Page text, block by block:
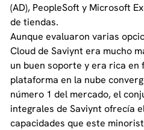
(AD), PeopleSoft y Microsoft
de tiendas.
Aunque evaluaron varias
Cloud de Saviynt era mucho
un buen soporte y era rica en
plataforma en la nube
número 1 del mercado, el
integrales de Saviynt ofrecía
capacidades que este